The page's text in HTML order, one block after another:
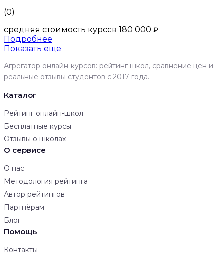
(0)
средняя стоимость курсов 180 000 ₽
Подробнее
Показать еще
Агрегатор онлайн-курсов: рейтинг школ, сравнение цен и
реальные отзывы студентов с 2017 года.
Каталог
Рейтинг онлайн-школ
Бесплатные курсы
Отзывы о школах
О сервисе
О нас
Методология рейтинга
Автор рейтингов
Партнёрам
Блог
Помощь
Контакты